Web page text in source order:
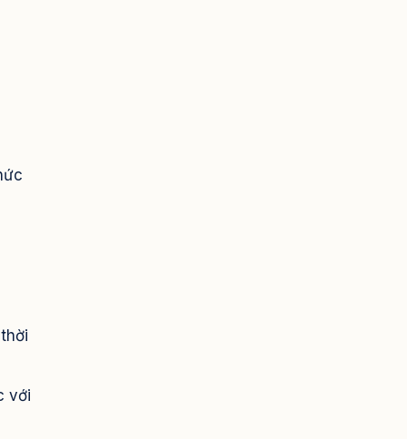
với